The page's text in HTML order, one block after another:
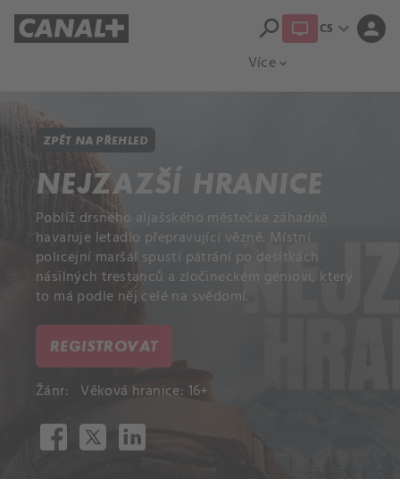
Více expand_more
search CS expand_more person
ZPĚT NA PŘEHLED
NEJZAZŠÍ HRANICE
Poblíž drsného aljašského městečka záhadně
havaruje letadlo přepravující vězně. Místní
policejní maršál spustí pátrání po desítkách
násilných trestanců a zločineckém géniovi, který
to má podle něj celé na svědomí.
REGISTROVAT
Žánr: Věková hranice: 16+